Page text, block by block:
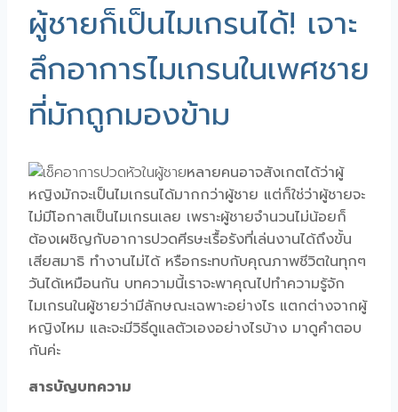
ผู้ชายก็เป็นไมเกรนได้! เจาะ
ลึกอาการไมเกรนในเพศชาย
ที่มักถูกมองข้าม
หลายคนอาจสังเกตได้ว่าผู้
หญิงมักจะเป็นไมเกรนได้มากกว่าผู้ชาย แต่ก็ใช่ว่าผู้ชายจะ
ไม่มีโอกาสเป็นไมเกรนเลย เพราะผู้ชายจำนวนไม่น้อยก็
ต้องเผชิญกับอาการปวดศีรษะเรื้อรังที่เล่นงานได้ถึงขั้น
เสียสมาธิ ทำงานไม่ได้ หรือกระทบกับคุณภาพชีวิตในทุกๆ
วันได้เหมือนกัน บทความนี้เราจะพาคุณไปทำความรู้จัก
ไมเกรนในผู้ชายว่ามีลักษณะเฉพาะอย่างไร แตกต่างจากผู้
หญิงไหม และจะมีวิธีดูแลตัวเองอย่างไรบ้าง มาดูคำตอบ
กันค่ะ
สารบัญบทความ